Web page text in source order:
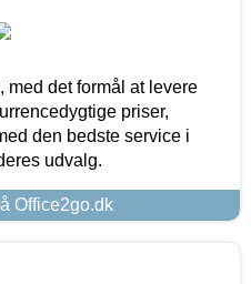
med det formål at levere
priser,
den bedste service i
udvalg.
Office2go.dk